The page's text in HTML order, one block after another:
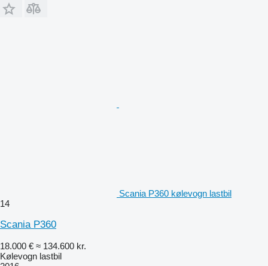
Scania P360 kølevogn lastbil
14
Scania P360
18.000 € ≈ 134.600 kr.
Kølevogn lastbil